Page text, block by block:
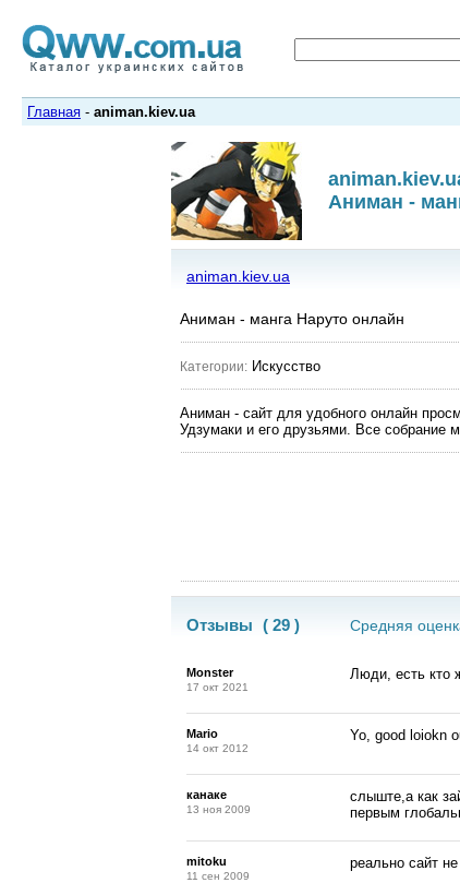
Главная - animan.kiev.ua
Аниман -
animan.kiev.ua
Аниман - манга Наруто онлайн
Категории: Искусство
Аниман - сайт для удобного онлайн
Удзумаки и его друзьями. Все собрание
Отзывы ( 29 ) Средняя
Monster
17 окт 2021
Люди, есть кто
Mario
14 окт 2012
Yo, good loiokn
канаке
13 ноя 2009
слыште,а как
первым
mitoku
11 сен 2009
реально сайт